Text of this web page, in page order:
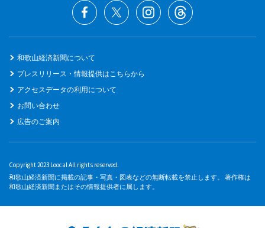
和歌山経済新聞について
プレスリリース・情報提供はこちらから
アクセスデータの利用について
お問い合わせ
広告のご案内
Copyright 2023 Loocal All rights reserved.
和歌山経済新聞に掲載の記事・写真・図表などの無断転載を禁止します。 著作権は
和歌山経済新聞またはその情報提供者に属します。